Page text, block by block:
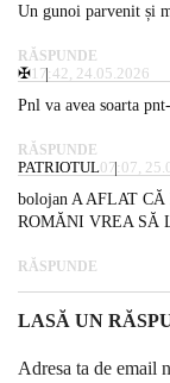
Un gunoi parvenit și
RĂSPUNDE
✠17:42, 24.05.2026
Pnl va avea soarta
RĂSPUNDE
PATRIOTUL07:07,
bolojan A AFLAT
ROMĂNI VREA SĂ
RĂSPUNDE
LASĂ UN
Adresa ta de email